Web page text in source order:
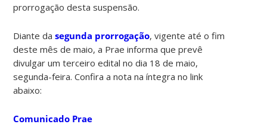
prorrogação desta suspensão.
Diante dasegunda prorrogação, vigente até o fim
deste mês de maio, a Prae informa que prevê
divulgar um terceiro edital no dia 18 de maio,
segunda-feira. Confira a nota na íntegra no link
abaixo:
Comunicado Prae